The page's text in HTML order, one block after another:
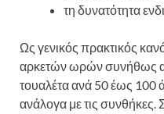
τη δυνατότητα
Ως γενικός πρακτικός
αρκετών ωρών συνήθως
τουαλέτα ανά 50 έως 100
ανάλογα με τις συνθήκες.